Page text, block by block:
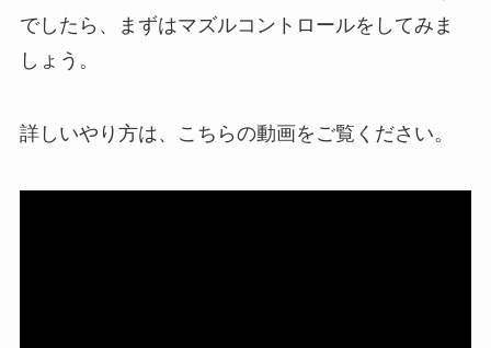
でしたら、まずはマズルコントロールをしてみま
しょう。
詳しいやり方は、こちらの動画をご覧ください。